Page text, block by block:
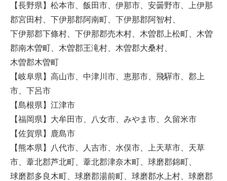
【長野県】松本市、飯田市、伊那市、安曇野市、上伊那
郡宮田村、下伊那郡阿南町、下伊那郡阿智村、
下伊那郡下條村、下伊那郡売木村、木曽郡上松町、木曽
郡南木曽町、木曽郡王滝村、木曽郡大桑村、
木曽郡木曽町
【岐阜県】高山市、中津川市、恵那市、飛驒市、郡上
市、下呂市
【島根県】江津市
【福岡県】大牟田市、八女市、みやま市、久留米市
【佐賀県】鹿島市
【熊本県】八代市、人吉市、水俣市、上天草市、天草
市、葦北郡芦北町、葦北郡津奈木町、球磨郡錦町、
球磨郡多良木町、球磨郡湯前町、球磨郡水上村、球磨郡